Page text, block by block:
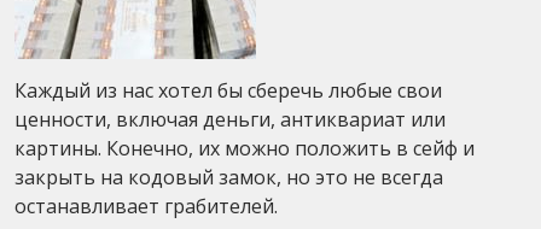
Каждый из нас хотел бы сберечь любые свои
ценности, включая деньги, антиквариат или
картины. Конечно, их можно положить в сейф и
закрыть на кодовый замок, но это не всегда
останавливает грабителей.